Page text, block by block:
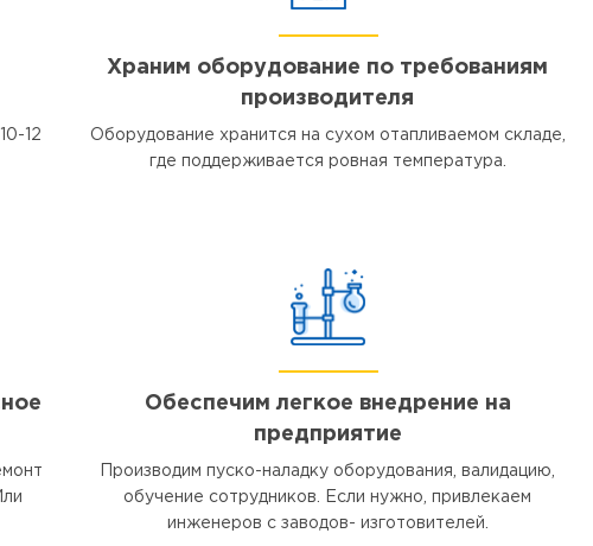
12
Храним оборудование по требованиям
производителя
Оборудование хранится на сухом отапливаемом складе,
где поддерживается ровная температура.
Обеспечим легкое внедрение на
предприятие
Производим пуско-наладку оборудования, валидацию,
обучение сотрудников. Если нужно, привлекаем
инженеров с заводов- изготовителей.